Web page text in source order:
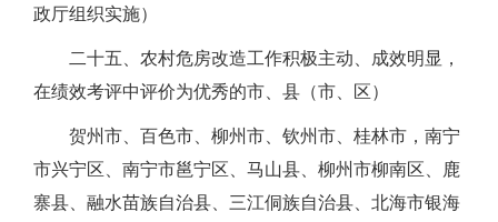
政厅组织实施）
二十五、农村危房改造工作积极主动、成效明显，
在绩效考评中评价为优秀的市、县（市、区）
贺州市、百色市、柳州市、钦州市、桂林市，南宁
市兴宁区、南宁市邕宁区、马山县、柳州市柳南区、鹿
寨县、融水苗族自治县、三江侗族自治县、北海市银海